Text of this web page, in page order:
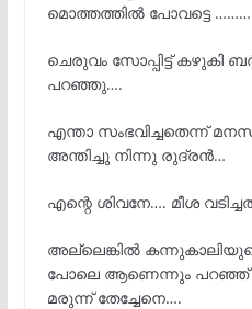
മൊത്തത്തിൽ പോവട്ടെ ………
ചെരുവം സോപ്പിട്ട് കഴുകി
പറഞ്ഞു….
എന്താ സംഭവിച്ചതെന്ന്
അന്തിച്ചു നിന്നു രുദ്രൻ…
എന്റെ ശിവനേ…. മീശ
അല്ലെങ്കിൽ
പോലെ ആണെന്നും പറഞ്ഞ്
മരുന്ന് തേച്ചേനെ….